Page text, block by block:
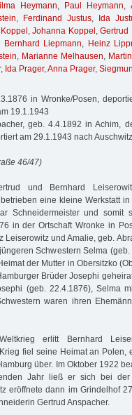
Heymann, Paul Heymann,
, Ferdinand Justus,
Ida
, Johanna Koppel , Gertrud
Bernhard Liepmann, Heinz
, Marianne Melhausen,
, Ida Prager,Anna Prager,
in Wronke/Posen,
19.1.1943
geb. 4.4.1892 in Achim,
am 29.1.1943 nach Auschwitz
46/47)
und Bernhard
eine kleine Werkstatt
Schneidermeister und somit
in der Ortschaft Wronke in
Leiserowitz und Amalie, geb.
Schwestern Selma
der Mutter in Obersitzko
Brüder Josephi
(geb. 22.4.1876), Selma
waren ihren
erlitt Bernhard
fiel seine Heimat an Polen,
über. Im Oktober 1922
Jahr ließ er sich bei der
eröffnete dann im Grindelhof
Gertrud Anspacher.